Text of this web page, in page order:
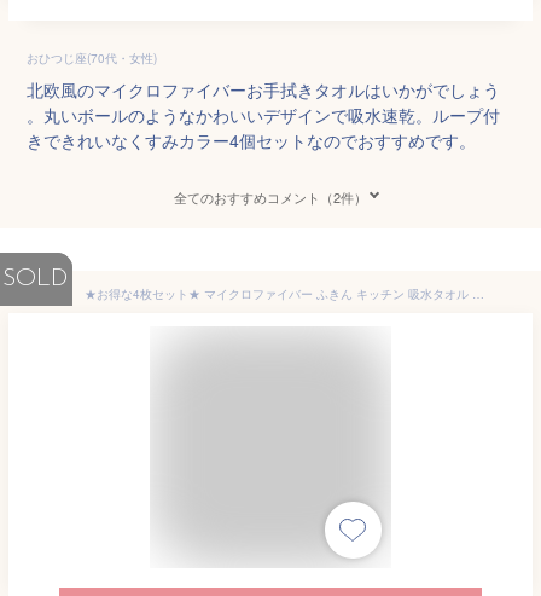
おひつじ座(70代・女性)
北欧風のマイクロファイバーお手拭きタオルはいかがでしょう
。丸いボールのようなかわいいデザインで吸水速乾。ループ付
きできれいなくすみカラー4個セットなのでおすすめです。
全てのおすすめコメント（2件）
SOLD
★お得な4枚セット★ マイクロファイバー ふきん キッチン 吸水タオル 皿拭き タオル 速乾 手拭き 食器拭き 布巾 おしゃれ 手拭きタオル キッチンクロス キッチンタオル マイクロファイバータオル 超吸水 マイクロファイバークロス 吸水クロス 速乾タオル 29*29cm 送料無料